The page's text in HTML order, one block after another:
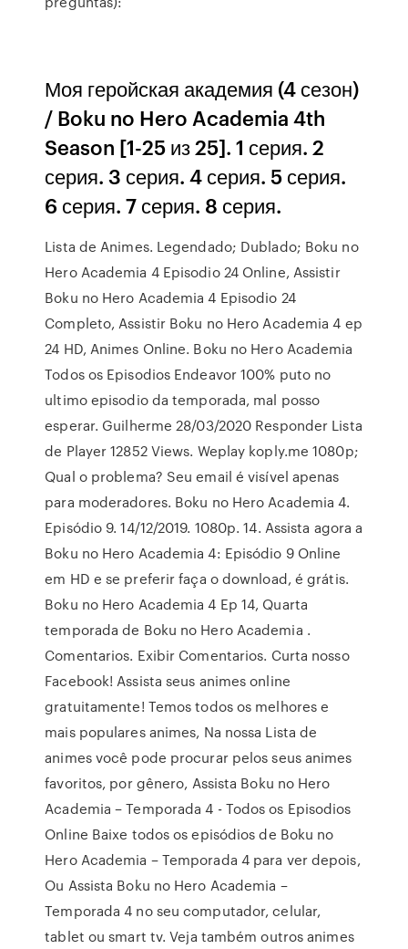
Моя геройская академия (4 сезон)
/ Boku no Hero Academia 4th
Season [1-25 из 25]. 1 серия. 2
серия. 3 серия. 4 серия. 5 серия.
6 серия. 7 серия. 8 серия.
Lista de Animes. Legendado; Dublado; Boku no
Hero Academia 4 Episodio 24 Online, Assistir
Boku no Hero Academia 4 Episodio 24
Completo, Assistir Boku no Hero Academia 4 ep
24 HD, Animes Online. Boku no Hero Academia
Todos os Episodios Endeavor 100% puto no
ultimo episodio da temporada, mal posso
esperar. Guilherme 28/03/2020 Responder Lista
de Player 12852 Views. Weplay koply.me 1080p;
Qual o problema? Seu email é visível apenas
para moderadores. Boku no Hero Academia 4.
Episódio 9. 14/12/2019. 1080p. 14. Assista agora a
Boku no Hero Academia 4: Episódio 9 Online
em HD e se preferir faça o download, é grátis.
Boku no Hero Academia 4 Ep 14, Quarta
temporada de Boku no Hero Academia .
Comentarios. Exibir Comentarios. Curta nosso
Facebook! Assista seus animes online
gratuitamente! Temos todos os melhores e
mais populares animes, Na nossa Lista de
animes você pode procurar pelos seus animes
favoritos, por gênero, Assista Boku no Hero
Academia – Temporada 4 - Todos os Episodios
Online Baixe todos os episódios de Boku no
Hero Academia – Temporada 4 para ver depois,
Ou Assista Boku no Hero Academia –
Temporada 4 no seu computador, celular,
tablet ou smart tv. Veja também outros animes